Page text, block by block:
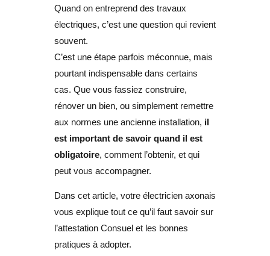
Quand on entreprend des travaux
électriques, c’est une question qui revient
souvent.
C’est une étape parfois méconnue, mais
pourtant indispensable dans certains
cas. Que vous fassiez construire,
rénover un bien, ou simplement remettre
aux normes une ancienne installation, il
est important de savoir quand il est
obligatoire, comment l’obtenir, et qui
peut vous accompagner.
Dans cet article, votre électricien axonais
vous explique tout ce qu’il faut savoir sur
l’attestation Consuel et les bonnes
pratiques à adopter.